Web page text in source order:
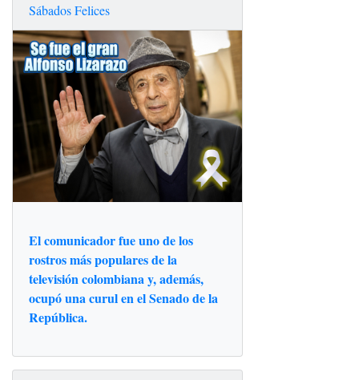
Sábados Felices
El comunicador fue uno de los
rostros más populares de la
televisión colombiana y, además,
ocupó una curul en el Senado de la
República.